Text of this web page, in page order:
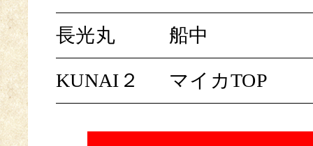
長光丸 船中
KUNAI２ マイカTOP